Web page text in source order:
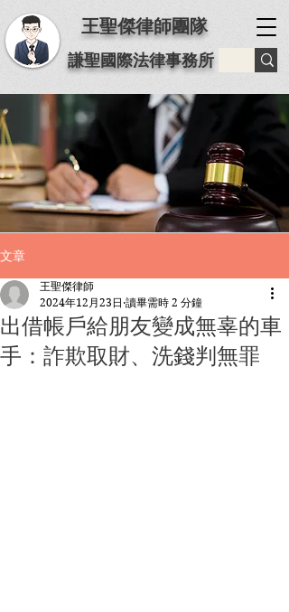
王聖傑律師團隊
謙聖國際法律事務所
文章
出借帳戶給朋友變成無辜的車
手：詐欺取財、洗錢判無罪
王聖傑律師
2024年12月23日 讀畢需時 2 分鐘